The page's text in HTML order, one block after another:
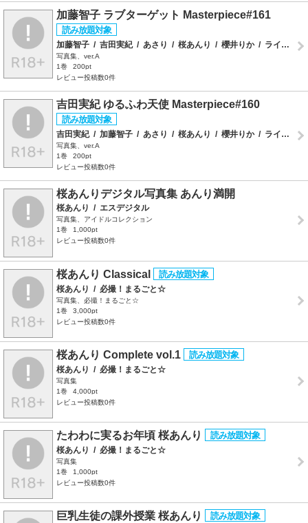
加藤智子 ラブターゲット Masterpiece#161
加藤智子 / 吉田実紀 / あさり / 桜あんり / 櫻井りか / ラインコミュニケーションズ
写真集、ver.A
1巻
200pt
レビュー投稿数0件
吉田実紀 ゆるふわ天使 Masterpiece#160
吉田実紀 / 加藤智子 / あさり / 桜あんり / 櫻井りか / ラインコミュニケーションズ
写真集、ver.A
1巻
200pt
レビュー投稿数0件
桜あんりデジタル写真集 あんり満開
桜あんり / エスデジタル
写真集、アイドルコレクション
1巻
1,000pt
レビュー投稿数0件
桜あんり Classical
桜あんり / 必撮！まるごと☆
写真集、必撮！まるごと☆
1巻
3,000pt
レビュー投稿数0件
桜あんり Complete vol.1
桜あんり / 必撮！まるごと☆
写真集
1巻
4,000pt
レビュー投稿数0件
たわわに実るお年頃 桜あんり
桜あんり / 必撮！まるごと☆
写真集
1巻
1,000pt
レビュー投稿数0件
巨乳生徒の課外授業 桜あんり